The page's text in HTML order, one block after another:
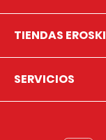
TIENDAS EROSKI
SERVICIOS